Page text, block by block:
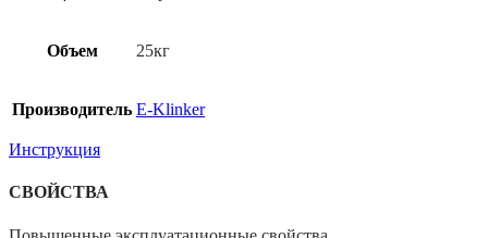
Объем 25кг
Производитель E-Klinker
Инструкция
СВОЙСТВА